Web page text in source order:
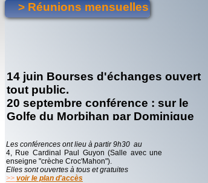
> Réunions mensuelles
14 juin Bourses d'échanges ouvert
tout public.
20 septembre conférence : sur le
Golfe du Morbihan par Dominique
LEROUX.
réservé à ses adhérents.
RENSEIGNEMENTS
Les conférences ont lieu à partir 9h30 au
4, Rue Cardinal Paul Guyon (Salle avec une
enseigne "crèche Croc'Mahon").
Elles sont ouvertes à tous et gratuites
>> voir le plan d'accès